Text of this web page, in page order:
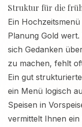
Struktur für die
Ein
Planung Gold
sich Gedanken
zu machen, fehlt
Ein gut
ein Menü logisch
Speisen in
vermittelt Ihnen